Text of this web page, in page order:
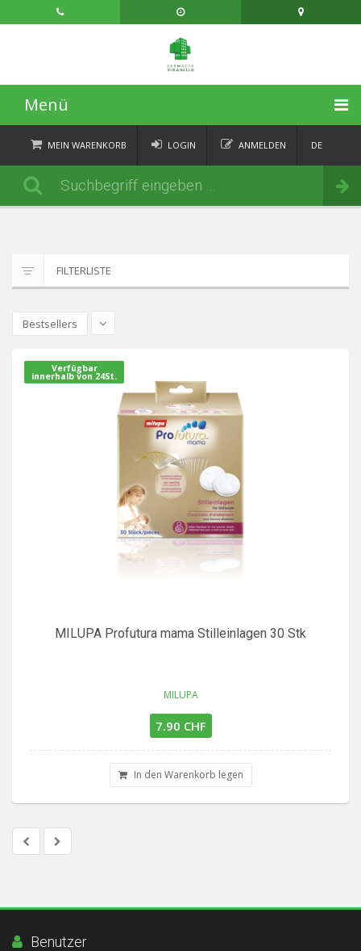
Menü
STARTSEITE
KATEGORIEN
KONTAKT
MEIN WARENKORB
Bestellen
LOGIN ANMELDEN DE
FILTERLISTE
Bestsellers
Verfügbar
innerhalb von 24St.
MILUPA Profutura mama Stilleinlagen 30 Stk
MILUPA
7.90 CHF
In den Warenkorb legen
Benutzer